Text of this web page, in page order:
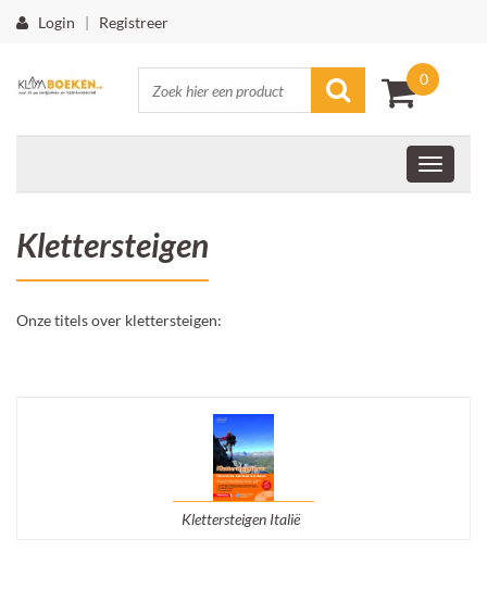
Login | Registreer
0
Klettersteigen
Onze titels over klettersteigen:
Klettersteigen Italië